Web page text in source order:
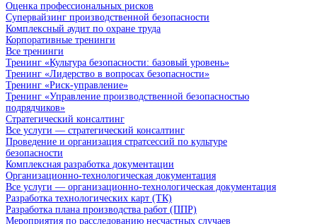
Оценка профессиональных рисков
Супервайзинг производственной безопасности
Комплексный аудит по охране труда
Корпоративные тренинги
Все тренинги
Тренинг «Культура безопасности: базовый уровень»
Тренинг «Лидерство в вопросах безопасности»
Тренинг «Риск-управление»
Тренинг «Управление производственной безопасностью
подрядчиков»
Стратегический консалтинг
Все услуги — стратегический консалтинг
Проведение и организация стратсессий по культуре
безопасности
Комплексная разработка документации
Организационно-технологическая документация
Все услуги — организационно-технологическая документация
Разработка технологических карт (ТК)
Разработка плана производства работ (ППР)
Мероприятия по расследованию несчастных случаев